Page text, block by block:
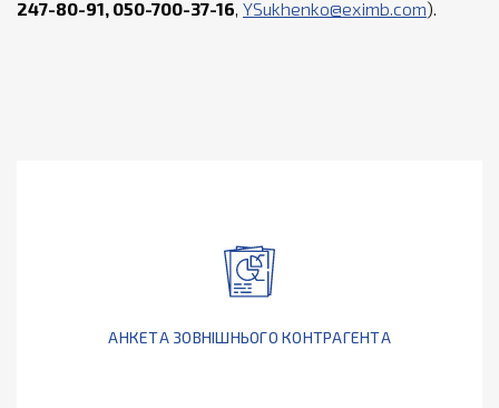
247-80-91, 050-700-37-16, YSukhenko@eximb.com).
АНКЕТА ЗОВНІШНЬОГО КОНТРАГЕНТА